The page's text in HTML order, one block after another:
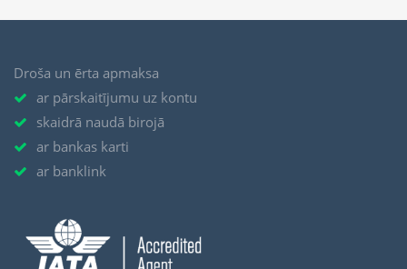
Droša un ērta apmaksa
ar pārskaitījumu uz kontu
skaidrā naudā birojā
ar bankas karti
ar banklink